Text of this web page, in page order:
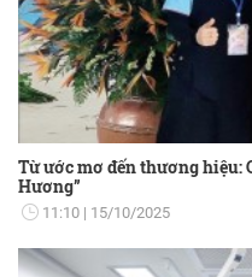
Từ ước mơ đến thương hiệu:
Hương”
11:10 15/10/2025